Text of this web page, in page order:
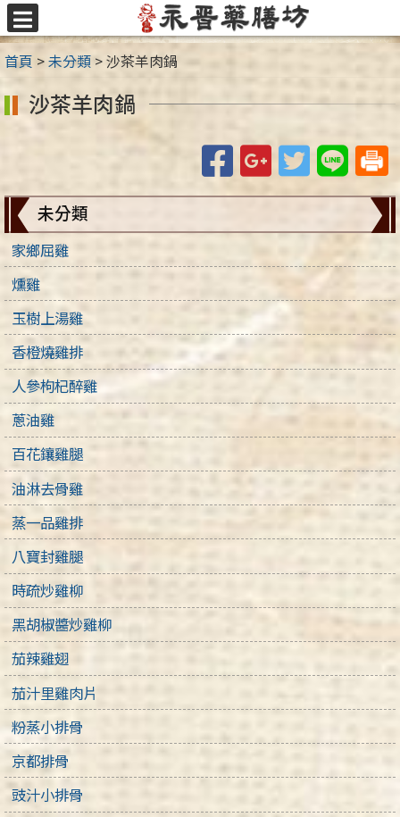
跳
至
主
要
內
容
首頁 >未分類 >沙茶羊肉鍋
未分類
家鄉屈雞
燻雞
玉樹上湯雞
香橙燒雞排
人參枸杞醉雞
蔥油雞
百花鑲雞腿
油淋去骨雞
蒸一品雞排
八寶封雞腿
時疏炒雞柳
黑胡椒醬炒雞柳
茄辣雞翅
茄汁里雞肉片
粉蒸小排骨
京都排骨
豉汁小排骨
沙茶羊肉鍋
FacebookGoogle+TwitterLine
選
單